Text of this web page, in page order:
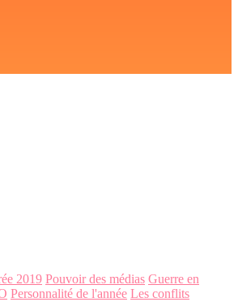
2019 Pouvoir des médias Guerre en
Personnalité de l'année Les conflits